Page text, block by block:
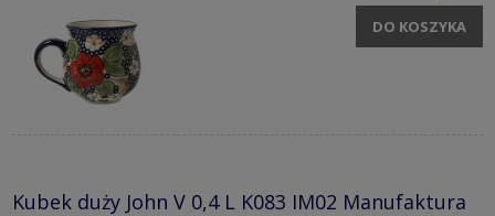
DO KOSZYKA
Kubek duży John V 0,4 L K083 IM02 Manufaktura